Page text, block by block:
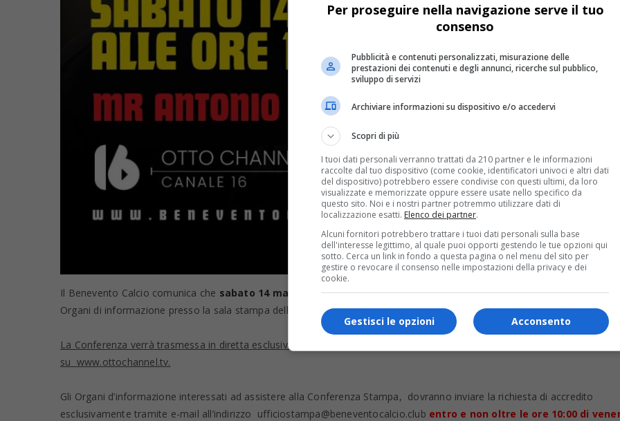
Il Benevento Calcio comunica che sabato 14 marzo 2026, alle ore 13:00il tecnico giallorosso Antonio Floro Flores
Organi di informazione presso la sala stampa dello stadio "Ciro Vigorito" di Benevento.
La Conferenza verrà trasmessa in diretta esclusiva su Ottochannel, Canale 16 del digitale terrestre, e in streaming
su www.ottochannel.tv.
Gli Organi d’informazione interessati ad assistere alla Conferenza Stampa, dovranno inviare la richiesta di accredito
esclusivamente tramite e-mail all’indirizzo ufficiostampa@beneventocalcio.club entro e non oltre le ore 10:00 di
Per proseguire nella navigazione serve il tuo
consenso
Pubblicità e contenuti personalizzati, misurazione delle
prestazioni dei contenuti e degli annunci, ricerche sul pubblico,
sviluppo di servizi
Archiviare informazioni su dispositivo e/o accedervi
Scopri di più
I tuoi dati personali verranno trattati da 210 partner e le informazioni
raccolte dal tuo dispositivo (come cookie, identificatori univoci e altri dati
del dispositivo) potrebbero essere condivise con questi ultimi, da loro
visualizzate e memorizzate oppure essere usate nello specifico da
questo sito. Noi e i nostri partner potremmo utilizzare dati di
localizzazione esatti. Elenco dei partner.
Alcuni fornitori potrebbero trattare i tuoi dati personali sulla base
dell'interesse legittimo, al quale puoi opporti gestendo le tue opzioni qui
sotto. Cerca un link in fondo a questa pagina o nel menu del sito per
gestire o revocare il consenso nelle impostazioni della privacy e dei
cookie.
Acconsento
Gestisci le opzioni